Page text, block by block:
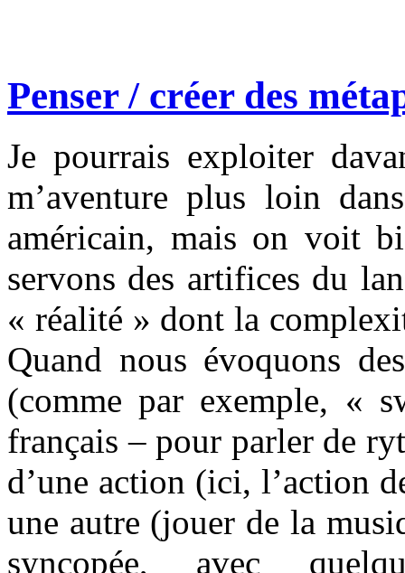
Penser / créer des
Je pourrais exploiter
m’aventure plus loin
américain, mais on voit
servons des artifices du
« réalité » dont la
Quand nous évoquons
(comme par exemple, «
français – pour parler de
d’une action (ici, l’action
une autre (jouer de la
syncopée, avec